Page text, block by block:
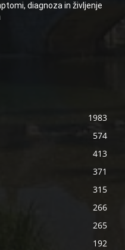
diagnoza in življenje
1983
574
413
371
315
266
265
192